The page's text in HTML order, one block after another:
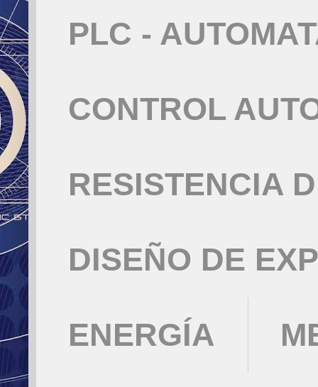
PLC -
CONTROL
RESISTENCIA
DISEÑO DE
ENERGÍA